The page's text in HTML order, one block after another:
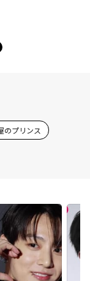
のプリンス